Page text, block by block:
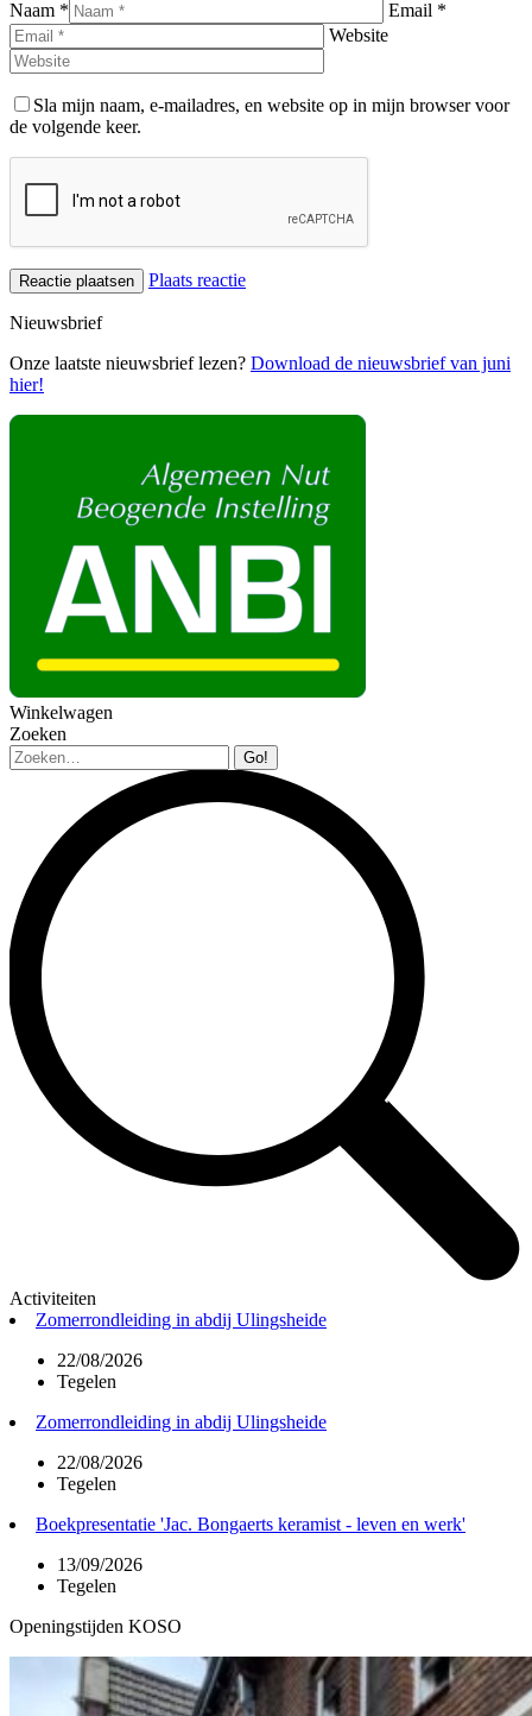
Naam *
Email *
Website
Sla mijn naam, e-mailadres, en website op in mijn browser voor
de volgende keer.
Plaats reactie
Nieuwsbrief
Onze laatste nieuwsbrief lezen? Download de nieuwsbrief van juni
hier!
Winkelwagen
Zoeken
Zoeken:
Activiteiten
Zomerrondleiding in abdij Ulingsheide
22/08/2026
Tegelen
Zomerrondleiding in abdij Ulingsheide
22/08/2026
Tegelen
Boekpresentatie 'Jac. Bongaerts keramist - leven en werk'
13/09/2026
Tegelen
Openingstijden KOSO